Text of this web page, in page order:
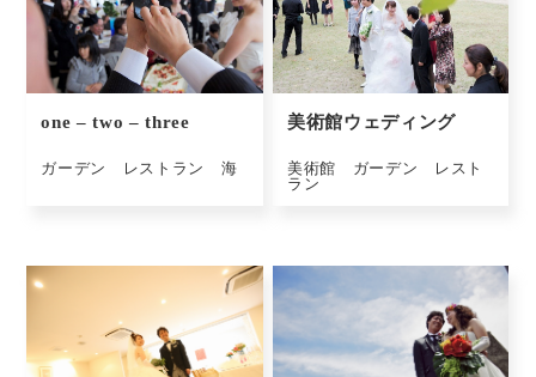
one – two – three
ガーデン レストラン 海
美術館ウェディング
美術館 ガーデン レスト
ラン